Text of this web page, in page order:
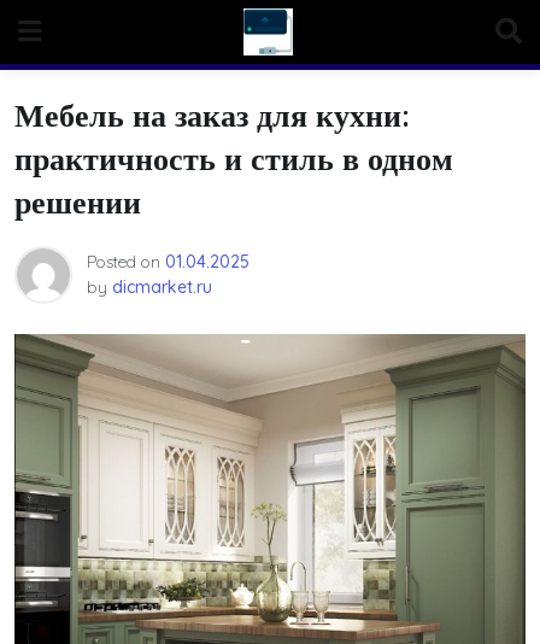
content
Мебель на заказ для кухни:
практичность и стиль в одном
решении
Posted on 01.04.2025
by dicmarket.ru